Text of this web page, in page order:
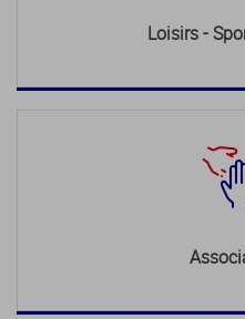
Loisirs -